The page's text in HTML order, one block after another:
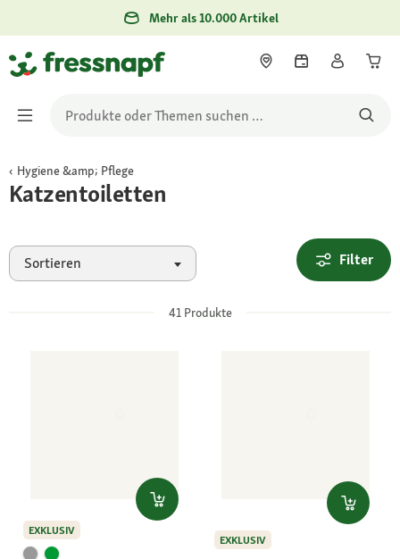
Mehr als 10.000 Artikel
Hygiene &amp; Pflege
Katzentoiletten
Sortieren Filter
41Produkte
EXKLUSIV
EXKLUSIV